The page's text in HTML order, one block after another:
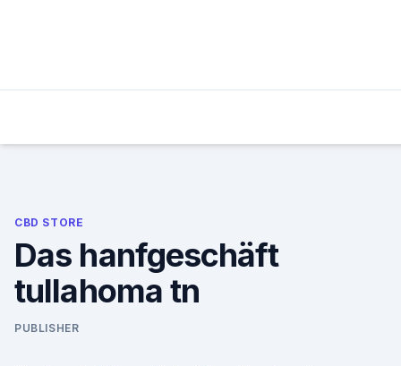
CBD STORE
Das hanfgeschäft
tullahoma tn
PUBLISHER